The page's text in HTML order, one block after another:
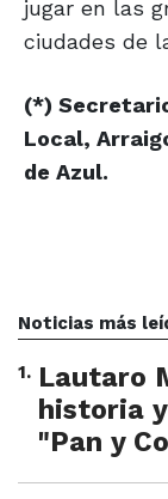
jugar en las
ciudades de
(*)
Local,
de Azul.
Noticias más
1. Lautaro
historia
"Pan y